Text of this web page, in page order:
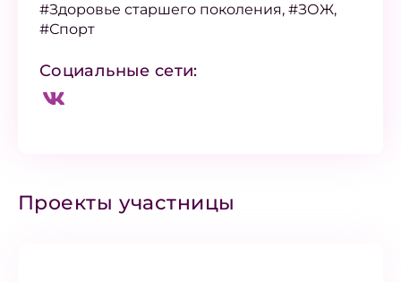
#Здоровье старшего поколения, #ЗОЖ,
#Спорт
Социальные сети:
Проекты участницы